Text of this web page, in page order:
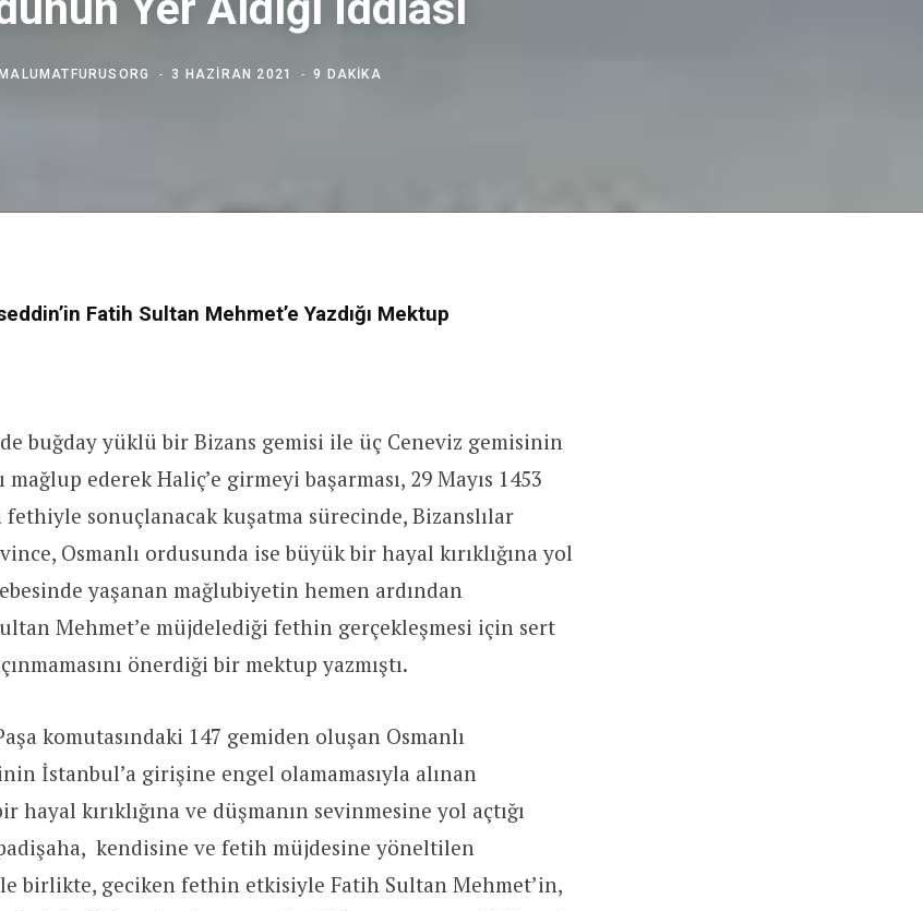
MALUMATFURUSORG 3 HAZIRAN 2021 9 DAKIKA
Fatih Sultan Mehmet’e Yazdığı Mektup
buğday yüklü bir Bizans gemisi ile üç Ceneviz gemisinin
mağlup ederek Haliç’e girmeyi başarması, 29 Mayıs 1453
sonuçlanacak kuşatma sürecinde, Bizanslılar
Osmanlı ordusunda ise büyük bir hayal kırıklığına yol
yaşanan mağlubiyetin hemen ardından
Mehmet’e müjdelediği fethin gerçekleşmesi için sert
önerdiği bir mektup yazmıştı.
komutasındaki 147 gemiden oluşan Osmanlı
İstanbul’a girişine engel olamamasıyla alınan
kırıklığına ve düşmanın sevinmesine yol açtığı
kendisine ve fetih müjdesine yöneltilen
birlikte, geciken fethin etkisiyle Fatih Sultan Mehmet’in,